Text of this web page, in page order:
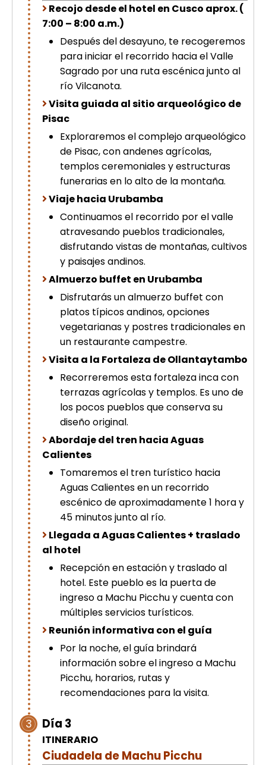
Recojo desde el hotel en Cusco aprox. (
7:00 – 8:00 a.m.)
Después del desayuno, te recogeremos
para iniciar el recorrido hacia el Valle
Sagrado por una ruta escénica junto al
río Vilcanota.
Visita guiada al sitio arqueológico de
Pisac
Exploraremos el complejo arqueológico
de Pisac, con andenes agrícolas,
templos ceremoniales y estructuras
funerarias en lo alto de la montaña.
Viaje hacia Urubamba
Continuamos el recorrido por el valle
atravesando pueblos tradicionales,
disfrutando vistas de montañas, cultivos
y paisajes andinos.
Almuerzo buffet en Urubamba
Disfrutarás un almuerzo buffet con
platos típicos andinos, opciones
vegetarianas y postres tradicionales en
un restaurante campestre.
Visita a la Fortaleza de Ollantaytambo
Recorreremos esta fortaleza inca con
terrazas agrícolas y templos. Es uno de
los pocos pueblos que conserva su
diseño original.
Abordaje del tren hacia Aguas
Calientes
Tomaremos el tren turístico hacia
Aguas Calientes en un recorrido
escénico de aproximadamente 1 hora y
45 minutos junto al río.
Llegada a Aguas Calientes + traslado
al hotel
Recepción en estación y traslado al
hotel. Este pueblo es la puerta de
ingreso a Machu Picchu y cuenta con
múltiples servicios turísticos.
Reunión informativa con el guía
Por la noche, el guía brindará
información sobre el ingreso a Machu
Picchu, horarios, rutas y
recomendaciones para la visita.
3 Día 3
ITINERARIO
Ciudadela de Machu Picchu